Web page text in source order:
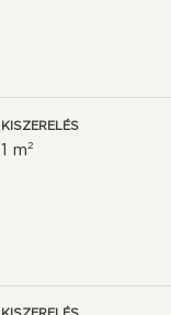
KISZERELÉS
1 m²